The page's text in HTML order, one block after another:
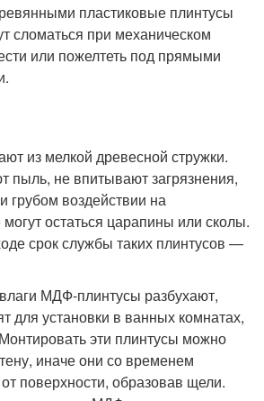
пластиковые плинтусы
сломаться при механическом
или пожелтеть под прямыми
из мелкой древесной стружки.
пыль, не впитывают загрязнения,
грубом воздействии на
остаться царапины или сколы.
срок службы таких плинтусов —
МДФ-плинтусы разбухают,
для установки в ванных комнатах,
эти плинтусы можно
иначе они со временем
поверхности, образовав щели.